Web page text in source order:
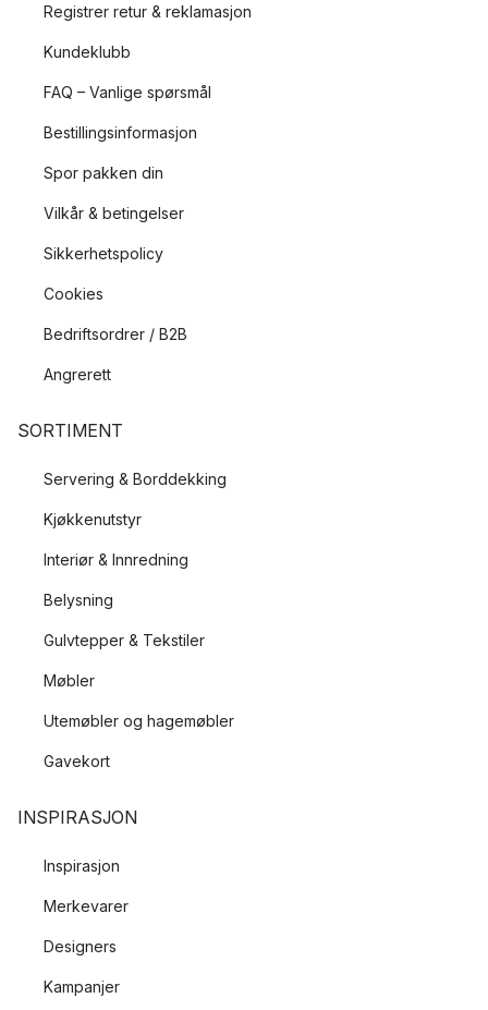
Registrer retur & reklamasjon
Kundeklubb
FAQ – Vanlige spørsmål
Bestillingsinformasjon
Spor pakken din
Vilkår & betingelser
Sikkerhetspolicy
Cookies
Bedriftsordrer / B2B
Angrerett
SORTIMENT
Servering & Borddekking
Kjøkkenutstyr
Interiør & Innredning
Belysning
Gulvtepper & Tekstiler
Møbler
Utemøbler og hagemøbler
Gavekort
INSPIRASJON
Inspirasjon
Merkevarer
Designers
Kampanjer